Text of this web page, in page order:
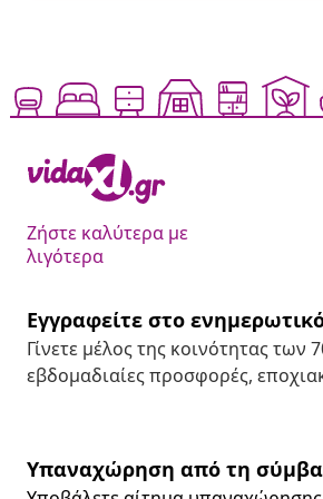
Ζήστε καλύτερα με
λιγότερα
Εγγραφείτε στο
Γίνετε μέλος της κοινότητας
εβδομαδιαίες προσφορές,
Υπαναχώρηση από τη